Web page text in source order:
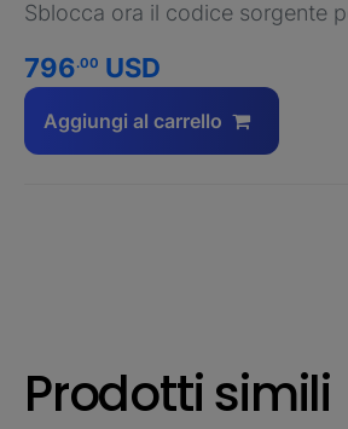
Sblocca ora il codice sorgente
796.00 USD
Aggiungi al carrello
Prodotti simili